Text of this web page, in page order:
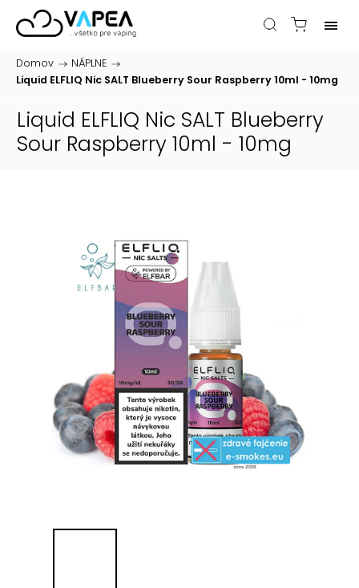
Domov / NÁPLNE /
Liquid ELFLIQ Nic SALT Blueberry Sour Raspberry 10ml - 10mg
Liquid ELFLIQ Nic SALT Blueberry
Sour Raspberry 10ml - 10mg